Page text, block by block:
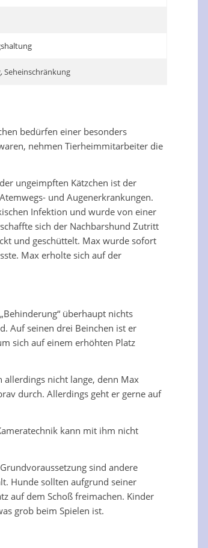
Seheinschränkung
bedürfen einer besonders
nehmen Tierheimmitarbeiter die
ungeimpften Kätzchen ist der
und Augenerkrankungen.
Infektion und wurde von einer
sich der Nachbarshund Zutritt
und geschüttelt. Max wurde sofort
Max erholte sich auf der
überhaupt nichts
Auf seinen drei Beinchen ist er
sich auf einem erhöhten Platz
allerdings nicht lange, denn Max
durch. Allerdings geht er gerne auf
kann mit ihm nicht
sind andere
Hunde sollten aufgrund seiner
auf dem Schoß freimachen. Kinder
grob beim Spielen ist.